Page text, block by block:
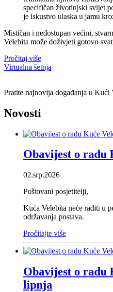
specifičan životinjski svijet
je iskustvo ulaska u jamu
Mističan i nedostupan većini,
Velebita može doživjeti gotovo
Pročitaj više
Virtualna šetnja
Pratite najnovija događanja u Kući
Novosti
Obavijest o radu
02.srp.2026
Poštovani posjetitelji,
Kuća Velebita neće raditi u
održavanja postava.
Pročitajte više
Obavijest o radu
lipnja